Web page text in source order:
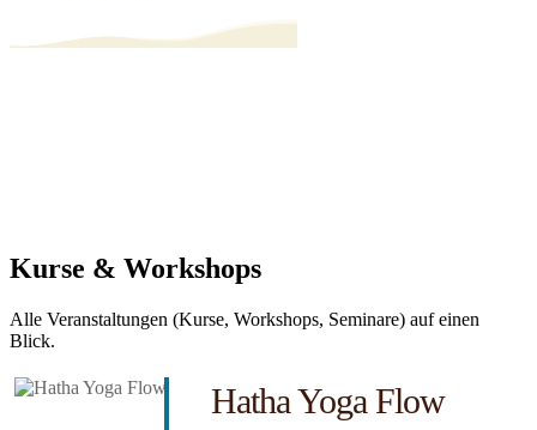
Kurse & Workshops
Alle Veranstaltungen (Kurse, Workshops, Seminare) auf einen
Blick.
Hatha Yoga Flow